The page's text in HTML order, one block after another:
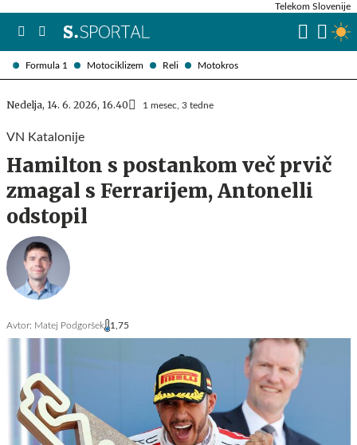
Formula 1 Motociklizem Reli Motokros
Telekom Slovenije
Nedelja, 14. 6. 2026, 16.40 1 mesec, 3 tedne
VN Katalonije
Hamilton s postankom več prvič
zmagal s Ferrarijem, Antonelli
odstopil
Avtor: Matej Podgoršek 1,75